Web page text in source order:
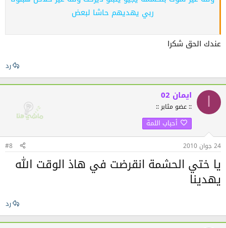
ربي يهديهم حاشا لبعض
عندك الحق شكرا
رد
ايمان 02
:: عضو مثابر ::
أحباب اللمة
24 جوان 2010 #8
يا ختي الحشمة انقرضت في هاذ الوقت الله
يهدينا
رد